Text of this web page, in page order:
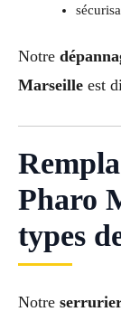
Notre
Marseille est
Pharo
types
Notre